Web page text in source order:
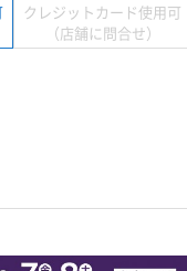
クレジットカード使用可
（店舗に問合せ）